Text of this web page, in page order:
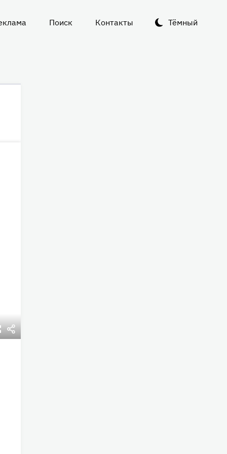
Тёмный
Поиск Контакты